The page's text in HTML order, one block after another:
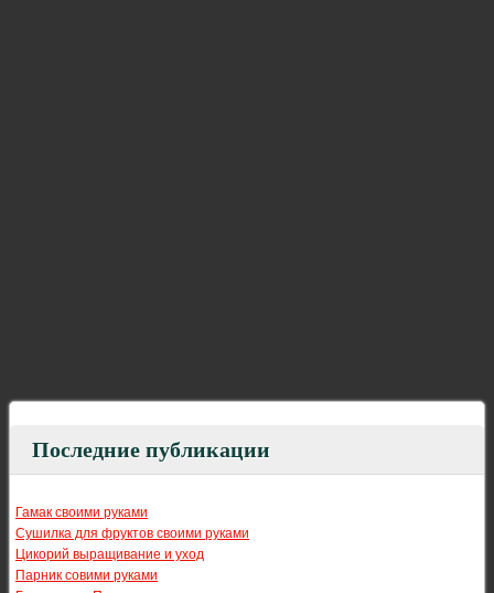
Последние публикации
Гамак своими руками
Сушилка для фруктов своими руками
Цикорий выращивание и уход
Парник совими руками